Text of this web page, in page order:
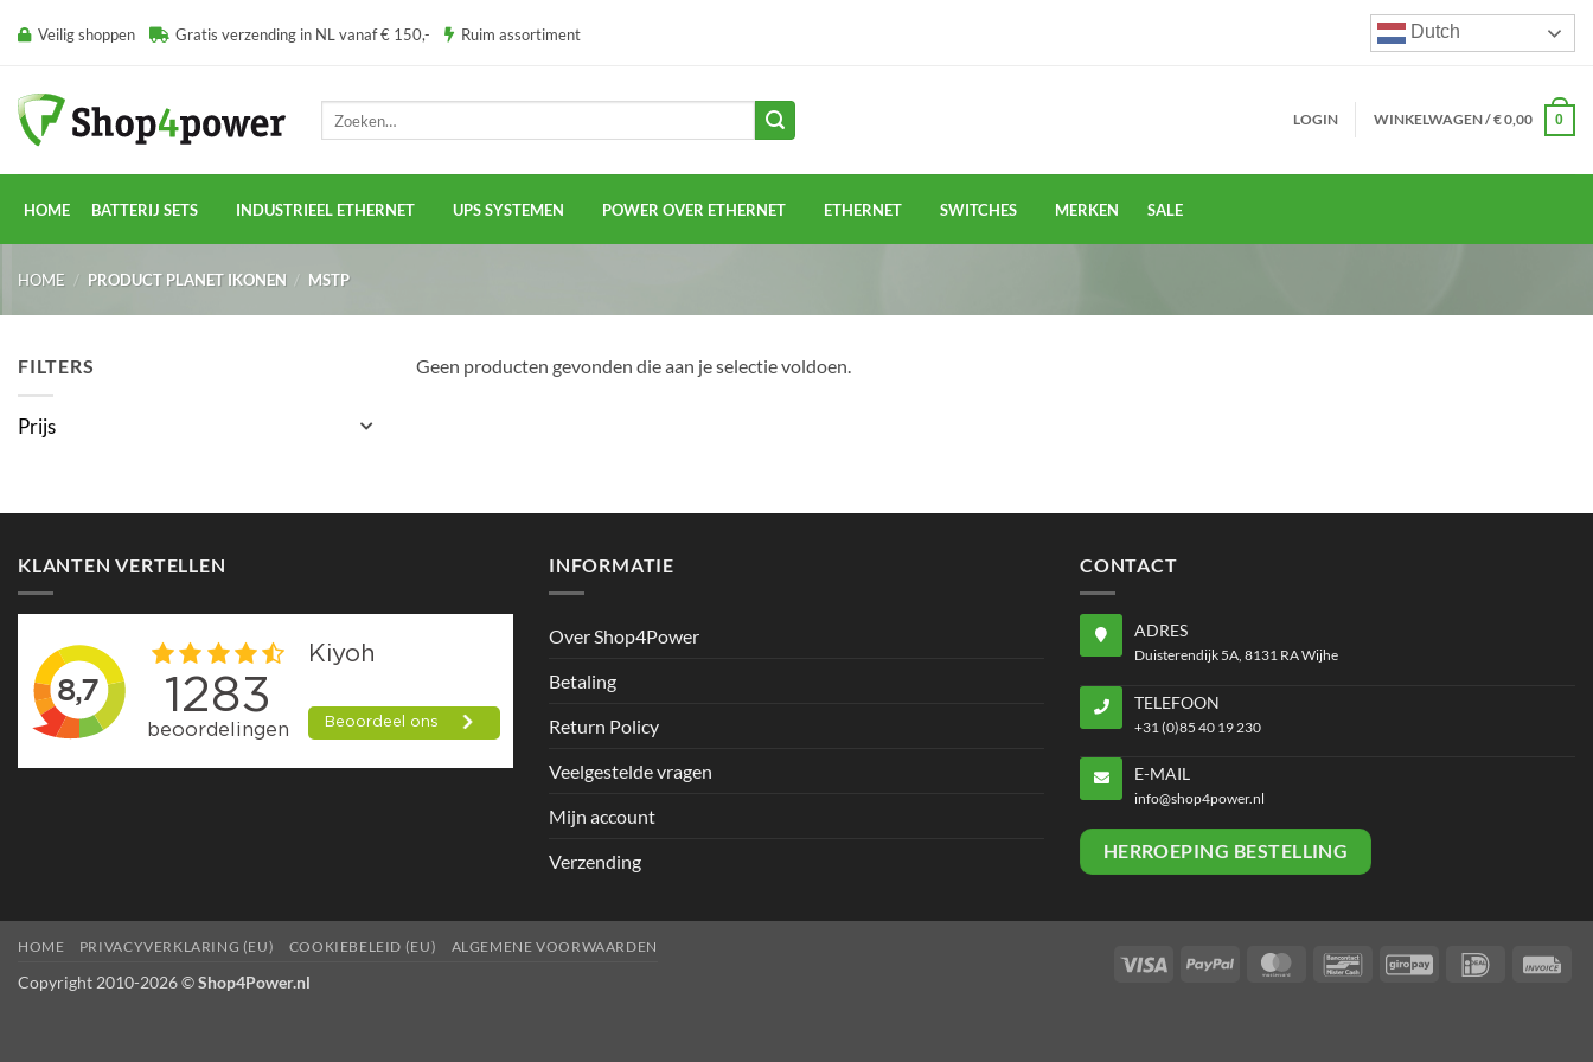
naar Veilig shoppen Gratis verzending in NL vanaf € 150,- Ruim assortiment Dutch
LOGIN WINKELWAGEN /€0,00 0
HOME BATTERIJ SETS INDUSTRIEEL ETHERNET UPS SYSTEMEN POWER OVER ETHERNET ETHERNET SWITCHES MERKEN SALE
HOME / PRODUCT PLANET IKONEN / MSTP
FILTERS
Prijs
Geen producten gevonden die aan je selectie voldoen.
KLANTEN VERTELLEN INFORMATIE
Over Shop4Power
Betaling
Return Policy
Veelgestelde vragen
Mijn account
Verzending
CONTACT
ADRES
Duisterendijk 5A, 8131 RA Wijhe
TELEFOON
+31 (0)85 40 19 230
E-MAIL
info@shop4power.nl
HERROEPING BESTELLING
Visa PayPal MasterCardBancontactGiroPay IDeal
HOME PRIVACYVERKLARING (EU) COOKIEBELEID (EU) ALGEMENE VOORWAARDEN
Copyright 2010-2026 ©Shop4Power.nl